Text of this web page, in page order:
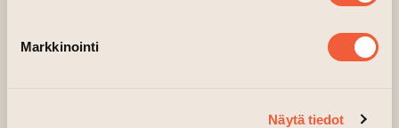
Markkinointi
Näytä tiedot